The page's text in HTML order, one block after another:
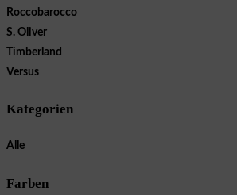
Roccobarocco
S. Oliver
Timberland
Versus
Kategorien
Alle
Farben